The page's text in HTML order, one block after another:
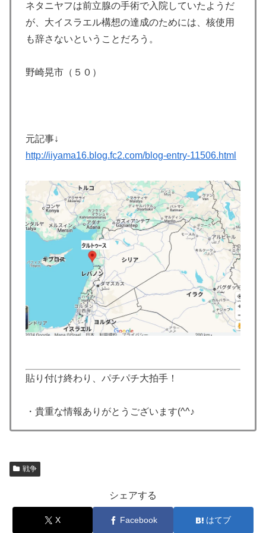
ネタニヤフは前立腺の手術で入院していたようだ
が、大イスラエル構想の達成のためには、核使用
も辞さないということだろう。
野崎晃市（５０）
元記事↓
http://iiyama16.blog.fc2.com/blog-entry-11506.html
貼り付け終わり、パチパチ大拍手！
・貴重な情報ありがとうございます(^^♪
戦争
シェアする
X Facebook はてブ